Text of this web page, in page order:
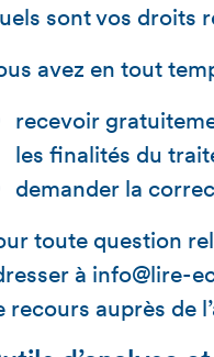
sont vos droits
avez en tout
recevoir
les finalités du
demander la
toute question
à info@lire-
recours auprès de